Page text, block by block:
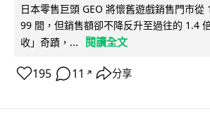
日本零售巨頭 GEO 將懷舊遊戲銷售門市從
99 間，但銷售額卻不降反升至過往的 1.4
收」奇蹟，...
閱讀全文
195 11 ↗ 分享